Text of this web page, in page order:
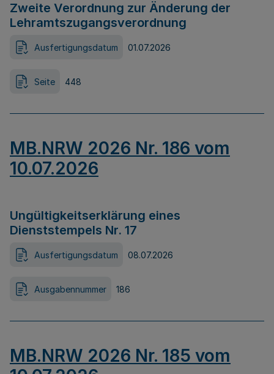
Zweite Verordnung zur Änderung der
Lehramtszugangsverordnung
Ausfertigungsdatum 01.07.2026
Seite 448
MB.NRW 2026 Nr. 186 vom
10.07.2026
Ungültigkeitserklärung eines
Dienststempels Nr. 17
Ausfertigungsdatum 08.07.2026
Ausgabennummer 186
MB.NRW 2026 Nr. 185 vom